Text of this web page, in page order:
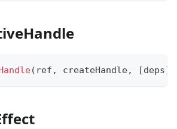
( ref , createHandle, [deps]